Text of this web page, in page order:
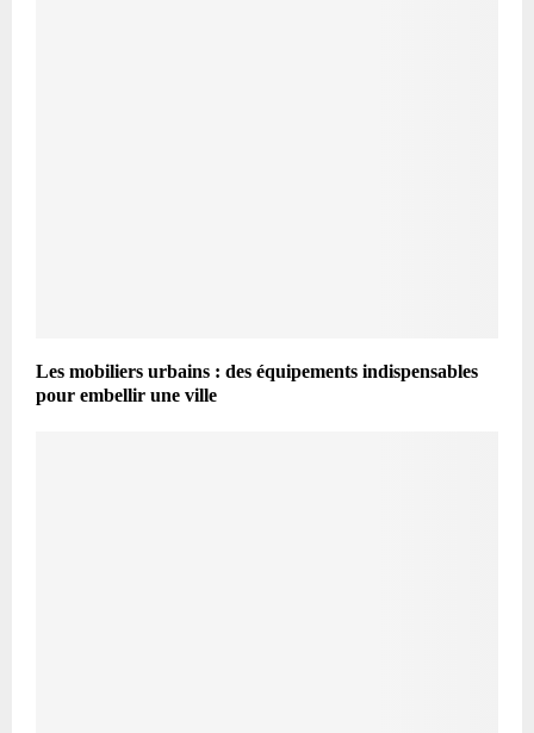
Les mobiliers urbains : des équipements indispensables
pour embellir une ville